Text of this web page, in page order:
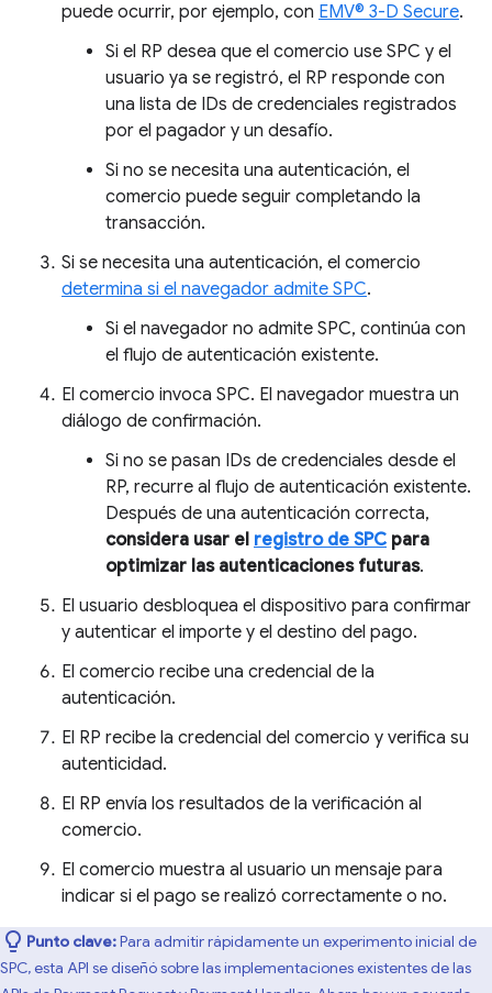
puede ocurrir, por ejemplo, con EMV® 3-D Secure.
Si el RP desea que el comercio use SPC y el
usuario ya se registró, el RP responde con
una lista de IDs de credenciales registrados
por el pagador y un desafío.
Si no se necesita una autenticación, el
comercio puede seguir completando la
transacción.
Si se necesita una autenticación, el comercio
determina si el navegador admite SPC.
Si el navegador no admite SPC, continúa con
el flujo de autenticación existente.
El comercio invoca SPC. El navegador muestra un
diálogo de confirmación.
Si no se pasan IDs de credenciales desde el
RP, recurre al flujo de autenticación existente.
Después de una autenticación correcta,
considera usar el registro de SPC para
optimizar las autenticaciones futuras.
El usuario desbloquea el dispositivo para confirmar
y autenticar el importe y el destino del pago.
El comercio recibe una credencial de la
autenticación.
El RP recibe la credencial del comercio y verifica su
autenticidad.
El RP envía los resultados de la verificación al
comercio.
El comercio muestra al usuario un mensaje para
indicar si el pago se realizó correctamente o no.
Punto clave:Para admitir rápidamente un experimento inicial de
SPC, esta API se diseñó sobre las implementaciones existentes de las